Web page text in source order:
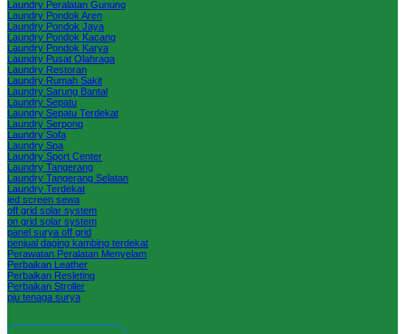
Laundry Peralatan Gunung
Laundry Pondok Aren
Laundry Pondok Jaya
Laundry Pondok Kacang
Laundry Pondok Karya
Laundry Pusat Olahraga
Laundry Restoran
Laundry Rumah Sakit
Laundry Sarung Bantal
Laundry Sepatu
Laundry Sepatu Terdekat
Laundry Serpong
Laundry Sofa
Laundry Spa
Laundry Sport Center
Laundry Tangerang
Laundry Tangerang Selatan
Laundry Terdekat
led screen sewa
off grid solar system
on grid solar system
panel surya off grid
penjual daging kambing terdekat
Perawatan Peralatan Menyelam
Perbaikan Leather
Perbaikan Resleting
Perbaikan Stroller
pju tenaga surya